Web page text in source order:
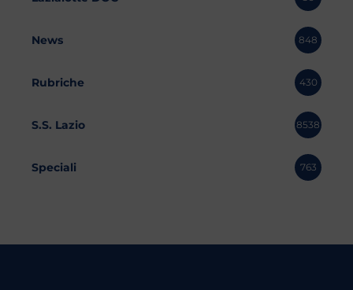
News 848
Rubriche 430
S.S. Lazio 8538
Speciali 763